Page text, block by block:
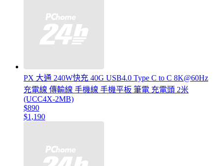
PX 大通 240W快充 40G USB4.0 Type C to C 8K@60Hz
充電線 傳輸線 手機線 手機平板 筆電 充電頭 2米
(UCC4X-2MB)
$890
$1,190